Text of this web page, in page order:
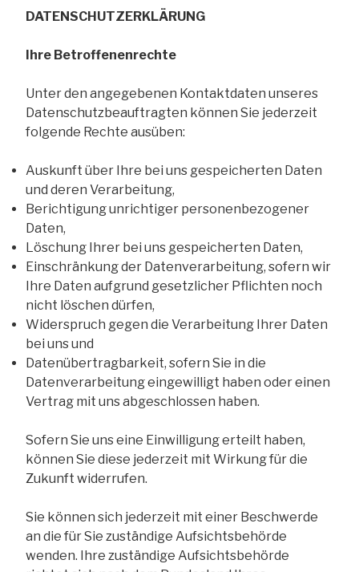
DATENSCHUTZERKLÄRUNG
Ihre Betroffenenrechte
Unter den angegebenen Kontaktdaten unseres
Datenschutzbeauftragten können Sie jederzeit
folgende Rechte ausüben:
Auskunft über Ihre bei uns gespeicherten Daten
und deren Verarbeitung,
Berichtigung unrichtiger personenbezogener
Daten,
Löschung Ihrer bei uns gespeicherten Daten,
Einschränkung der Datenverarbeitung, sofern wir
Ihre Daten aufgrund gesetzlicher Pflichten noch
nicht löschen dürfen,
Widerspruch gegen die Verarbeitung Ihrer Daten
bei uns und
Datenübertragbarkeit, sofern Sie in die
Datenverarbeitung eingewilligt haben oder einen
Vertrag mit uns abgeschlossen haben.
Sofern Sie uns eine Einwilligung erteilt haben,
können Sie diese jederzeit mit Wirkung für die
Zukunft widerrufen.
Sie können sich jederzeit mit einer Beschwerde
an die für Sie zuständige Aufsichtsbehörde
wenden. Ihre zuständige Aufsichtsbehörde